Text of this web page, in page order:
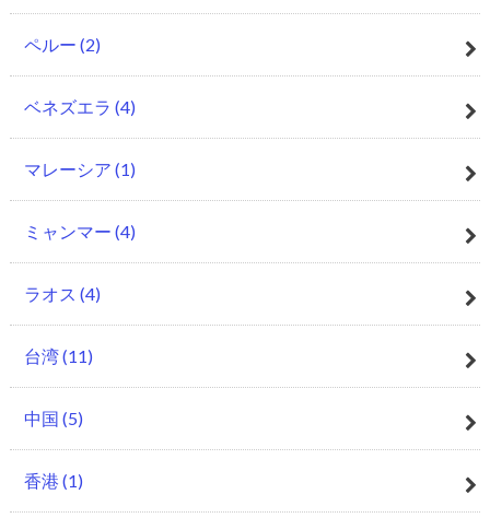
ペルー (2)
ベネズエラ (4)
マレーシア (1)
ミャンマー (4)
ラオス (4)
台湾(11)
中国 (5)
香港 (1)